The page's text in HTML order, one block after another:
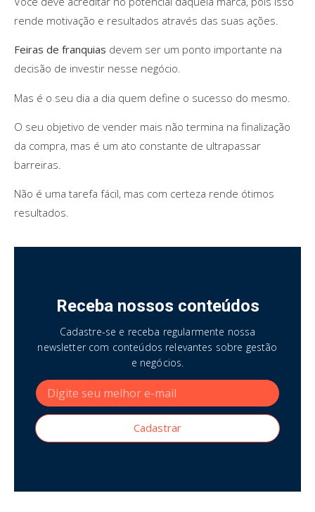
rende motivação e resultados através das suas ações.
Feiras de franquias devem ser um ponto importante na
decisão de investir nesse negócio.
Mas é o seu dia a dia quem define o sucesso do mesmo.
O seu objetivo de vender mais não termina na finalização
da compra, mas é um ato constante de ultrapassar
barreiras.
Não é uma tarefa fácil, mas com certeza rende ótimos
resultados.
Receba nossos conteúdos
Cadastre-se e receba regularmente nossa
newsletter com conteúdos relevantes sobre gestão
e negócios.
Cadastrar